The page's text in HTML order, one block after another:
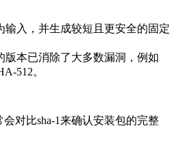
输入，并生成较短且更安全的固定
版本已消除了大多数漏洞，例如
512。
会对比sha-1来确认安装包的完整